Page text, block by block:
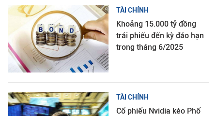
TÀI CHÍNH
Khoảng 15.000 tỷ đồng
trái phiếu đến kỳ đáo hạn
trong tháng 6/2025
TÀI CHÍNH
Cổ phiếu Nvidia kéo Phố